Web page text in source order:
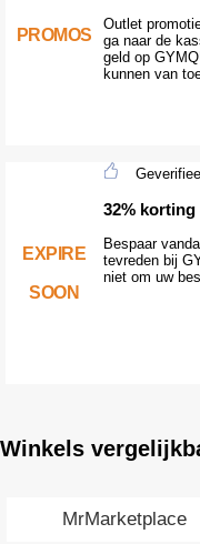
PROMOS
Outlet
ga naar de
geld op
kunnen van
EXPIRE
SOON
32% korting
Bespaar
tevreden bij
niet om uw
Winkels
MrMarketplace